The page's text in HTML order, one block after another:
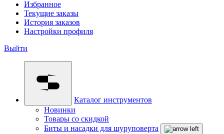
Избранное
Текущие заказы
История заказов
Настройки профиля
Выйти
Каталог инструментов
Новинки
Товары со скидкой
Биты и насадки для шуруповерта